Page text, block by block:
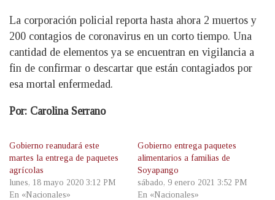
La corporación policial reporta hasta ahora 2 muertos y
200 contagios de coronavirus en un corto tiempo. Una
cantidad de elementos ya se encuentran en vigilancia a
fin de confirmar o descartar que están contagiados por
esa mortal enfermedad.
Por: Carolina Serrano
Gobierno reanudará este
martes la entrega de paquetes
agrícolas
lunes, 18 mayo 2020 3:12 PM
En «Nacionales»
Gobierno entrega paquetes
alimentarios a familias de
Soyapango
sábado, 9 enero 2021 3:52 PM
En «Nacionales»